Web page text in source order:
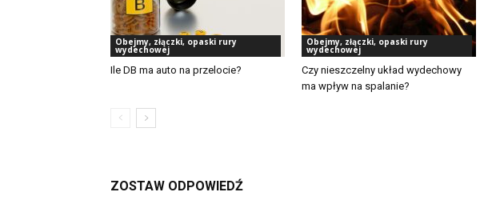
Obejmy, złączki, opaski rury
wydechowej
Ile DB ma auto na przelocie?
Obejmy, złączki, opaski rury
wydechowej
Czy nieszczelny układ wydechowy
ma wpływ na spalanie?
ZOSTAW ODPOWIEDŹ